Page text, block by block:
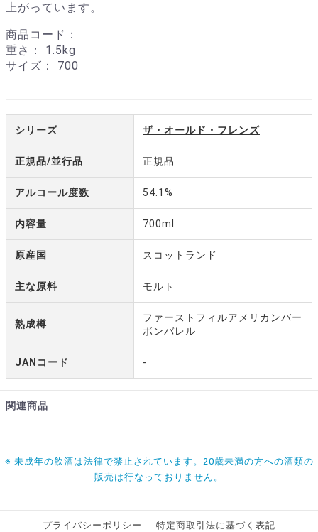
上がっています。
商品コード：
重さ： 1.5kg
サイズ： 700
シリーズ ザ・オールド・フレンズ
正規品/並行品 正規品
アルコール度数 54.1%
内容量 700ml
原産国 スコットランド
主な原料 モルト
熟成樽
ファーストフィルアメリカンバー
ボンバレル
JANコード -
関連商品
※ 未成年の飲酒は法律で禁止されています。20歳未満の方への酒類の
販売は行なっておりません。
プライバシーポリシー 特定商取引法に基づく表記